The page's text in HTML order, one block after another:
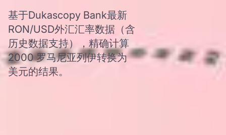
基于Dukascopy Bank最新
RON/USD外汇汇率数据（含
历史数据支持），精确计算
2000 罗马尼亚列伊转换为
美元的结果。